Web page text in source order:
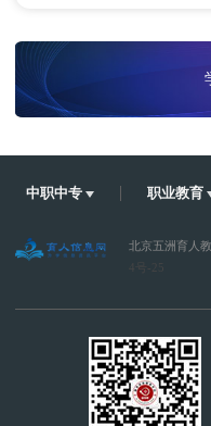
中职中专 职业教育
北京五洲育人
4号-25